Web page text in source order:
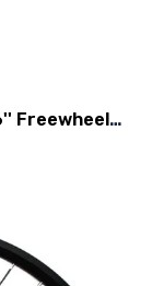
Freewheel